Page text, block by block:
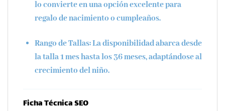
lo convierte en una opción excelente para
regalo de nacimientoo cumpleaños.
Rango de Tallas:La disponibilidad abarca desde
la talla1 mes hasta los 36 meses, adaptándose al
crecimiento del niño.
Ficha Técnica SEO